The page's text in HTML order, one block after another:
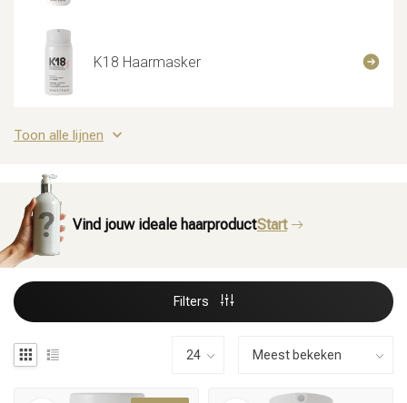
K18 Haarmasker
Toon alle lijnen
Vind jouw ideale haarproductStart
Filters